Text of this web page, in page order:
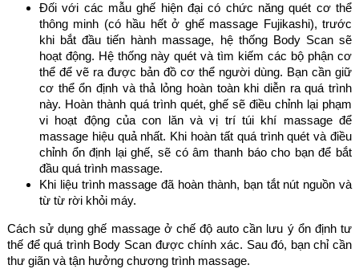
Đối với các mẫu ghế hiện đại có chức năng quét cơ thể
thông minh (có hầu hết ở ghế massage Fujikashi), trước
khi bắt đầu tiến hành massage, hệ thống Body Scan sẽ
hoạt động. Hệ thống này quét và tìm kiếm các bộ phận cơ
thể để vẽ ra được bản đồ cơ thể người dùng. Bạn cần giữ
cơ thể ổn định và thả lỏng hoàn toàn khi diễn ra quá trình
này. Hoàn thành quá trình quét, ghế sẽ điều chỉnh lại phạm
vi hoạt động của con lăn và vị trí túi khí massage để
massage hiệu quả nhất. Khi hoàn tất quá trình quét và điều
chỉnh ổn định lại ghế, sẽ có âm thanh báo cho bạn để bắt
đầu quá trình massage.
Khi liệu trình massage đã hoàn thành, bạn tắt nút nguồn và
từ từ rời khỏi máy.
Cách sử dụng ghế massage ở chế độ auto cần lưu ý ổn định tư
thế để quá trình Body Scan được chính xác. Sau đó, bạn chỉ cần
thư giãn và tận hưởng chương trình massage.